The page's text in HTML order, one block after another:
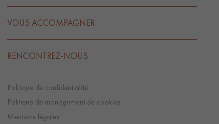
VOUS ACCOMPAGNER
RENCONTREZ-NOUS
Politique de confidentialité
Politique de management de cookies
Mentions légales